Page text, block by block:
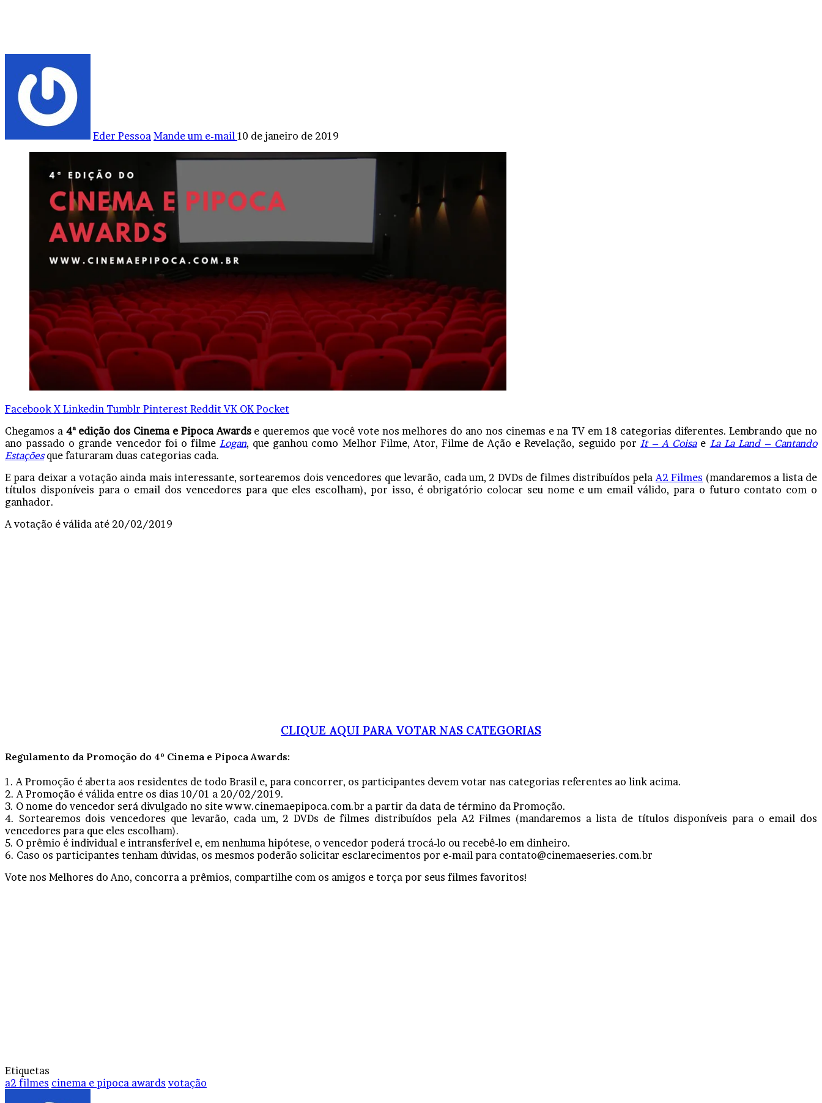
Eder Pessoa Mande um e-mail 10 de janeiro de 2019
Facebook X Linkedin Tumblr Pinterest Reddit VK OK Pocket
Chegamos a 4ª edição dos Cinema e Pipoca Awardse queremos que você vote nos melhores do ano nos cinemas e na TV em 18 categorias diferentes. Lembrando que no
ano passado o grande vencedor foi o filme Logan, que ganhou como Melhor Filme, Ator, Filme de Ação e Revelação, seguido por It – A Coisae La La Land – Cantando
Estaçõesque faturaram duas categorias cada.
E para deixar a votação ainda mais interessante, sortearemos dois vencedores que levarão, cada um, 2 DVDs de filmes distribuídos pela A2 Filmes (mandaremos a lista de
títulos disponíveis para o email dos vencedores para que eles escolham), por isso, é obrigatório colocar seu nome e um email válido, para o futuro contato com o
ganhador.
A votação é válida até 20/02/2019
CLIQUE AQUI PARA VOTAR NAS CATEGORIAS
Regulamento da Promoção do 4º Cinema e Pipoca Awards:
1. A Promoção é aberta aos residentes de todo Brasil e, para concorrer, os participantes devem votar nas categorias referentes ao link acima.
2. A Promoção é válida entre os dias 10/01 a 20/02/2019.
3. O nome do vencedor será divulgado no site www.cinemaepipoca.com.br a partir da data de término da Promoção.
4. Sortearemos dois vencedores que levarão, cada um, 2 DVDs de filmes distribuídos pela A2 Filmes (mandaremos a lista de títulos disponíveis para o email dos
vencedores para que eles escolham).
5. O prêmio é individual e intransferível e, em nenhuma hipótese, o vencedor poderá trocá-lo ou recebê-lo em dinheiro.
6. Caso os participantes tenham dúvidas, os mesmos poderão solicitar esclarecimentos por e-mail para contato@cinemaeseries.com.br
Vote nos Melhores do Ano, concorra a prêmios, compartilhe com os amigos e torça por seus filmes favoritos!
Etiquetas
a2 filmes cinema e pipoca awards votação